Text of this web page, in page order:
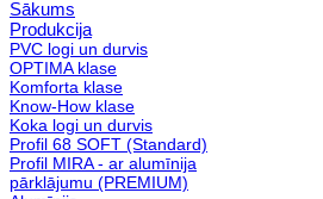
Sākums
Produkcija
PVC logi un durvis
OPTIMA klase
Komforta klase
Know-How klase
Koka logi un durvis
Profil 68 SOFT (Standard)
Profil MIRA - ar alumīnija
pārklājumu (PREMIUM)